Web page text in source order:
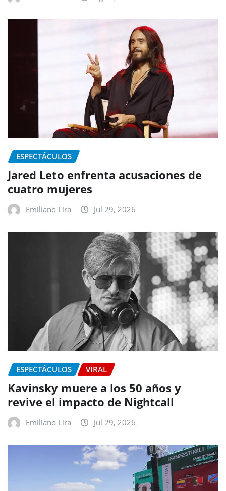
ESPECTÁCULOS
Jared Leto enfrenta acusaciones de
cuatro mujeres
Emiliano Lira Jul 29, 2026
ESPECTÁCULOS VIRAL
Kavinsky muere a los 50 años y
revive el impacto de Nightcall
Emiliano Lira Jul 29, 2026